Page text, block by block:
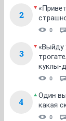
2
0
3
«Выйду
куклы-
0
4
Один
какая
0